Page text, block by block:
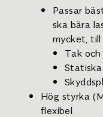
Passar
ska bära
mycket, till
Tak
Hög styrka
flexibel